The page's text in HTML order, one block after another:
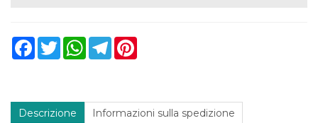
FacebookTwitterWhatsAppTelegram
Descrizione Informazioni sulla spedizione